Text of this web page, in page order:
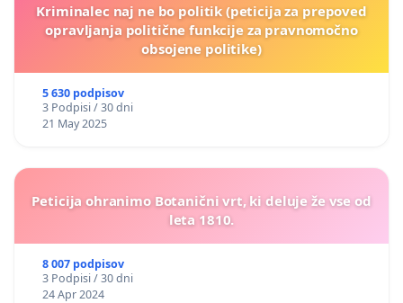
Kriminalec naj ne bo politik (peticija za prepoved
opravljanja politične funkcije za pravnomočno
obsojene politike)
5 630 podpisov
3 Podpisi / 30 dni
21 May 2025
Peticija ohranimo Botanični vrt, ki deluje že vse od
leta 1810.
8 007 podpisov
3 Podpisi / 30 dni
24 Apr 2024